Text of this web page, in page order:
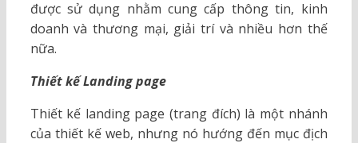
được sử dụng nhằm cung cấp thông tin, kinh
doanh và thương mại, giải trí và nhiều hơn thế
nữa.
Thiết kế Landing page
Thiết kế landing page (trang đích) là một nhánh
của thiết kế web, nhưng nó hướng đến mục địch